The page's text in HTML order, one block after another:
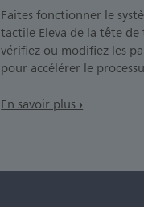
Faites fonctionner le
tactile Eleva de la tête
vérifiez ou modifiez les
pour accélérer le
En savoir plus